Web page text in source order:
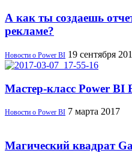
А как ты создаешь
рекламе?
Новости о Power BI 19 сентября
Мастер-класс Power
Новости о Power BI 7 марта 2017
Магический квадрат